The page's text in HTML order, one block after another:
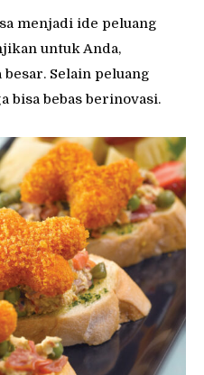
menjadi ide peluang
untuk Anda,
Selain peluang
bisa bebas berinovasi.